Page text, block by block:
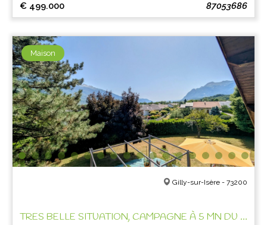
€ 499.000 87053686
Maison
Gilly-sur-Isère - 73200
TRES BELLE SITUATION, CAMPAGNE À 5 MN DU CENTRE VILLE !